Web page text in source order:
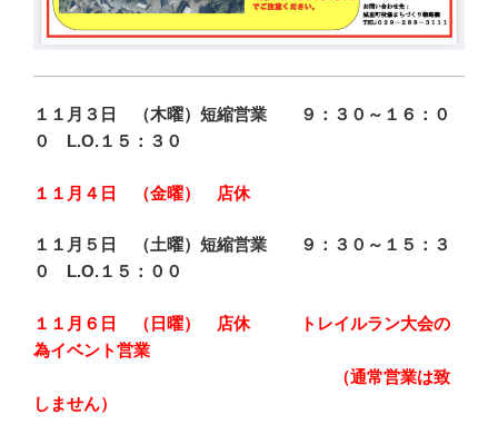
１１月３日 （木曜）短縮営業 ９：３０～１６：０
０ L.O.１５：３０
１１月４日 （金曜） 店休
１１月５日 （土曜）短縮営業 ９：３０～１５：３
０ L.O.１５：００
１１月６日 （日曜） 店休 トレイルラン大会の
為イベント営業
（通常営業は致
しません）